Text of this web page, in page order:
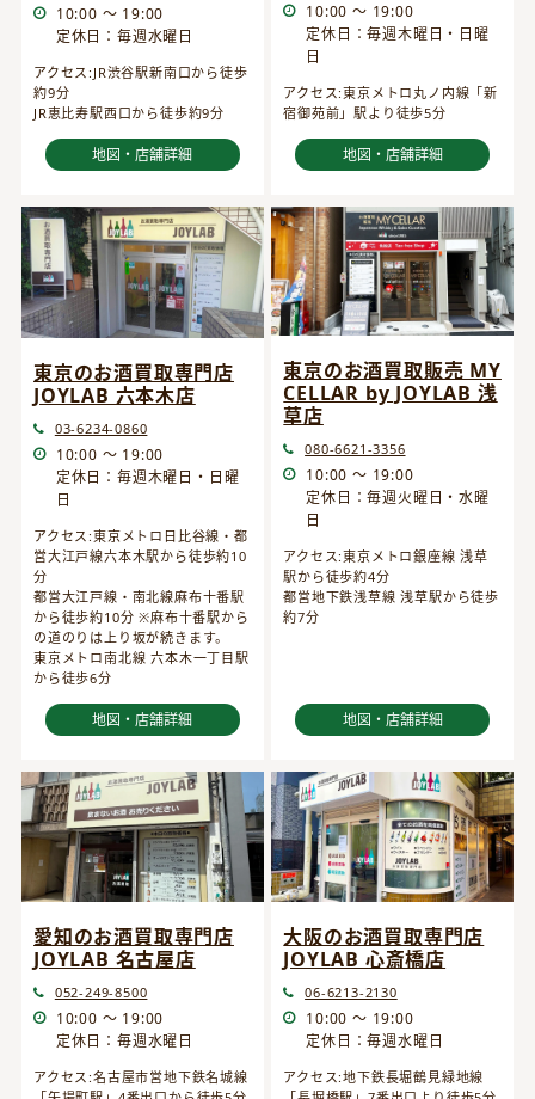
10:00 ～ 19:00
定休日：毎週水曜日
アクセス:JR渋谷駅新南口から徒歩
約9分
JR恵比寿駅西口から徒歩約9分
地図・店舗詳細
10:00 ～ 19:00
定休日：毎週木曜日・日曜
日
アクセス:東京メトロ丸ノ内線「新
宿御苑前」駅より徒歩5分
地図・店舗詳細
東京のお酒買取専門店
JOYLAB 六本木店
03-6234-0860
10:00 ～ 19:00
定休日：毎週木曜日・日曜
日
アクセス:東京メトロ日比谷線・都
営大江戸線六本木駅から徒歩約10
分
都営大江戸線・南北線麻布十番駅
から徒歩約10分 ※麻布十番駅から
の道のりは上り坂が続きます。
東京メトロ南北線 六本木一丁目駅
から徒歩6分
地図・店舗詳細
東京のお酒買取販売 MY
CELLAR by JOYLAB 浅
草店
080-6621-3356
10:00 ～ 19:00
定休日：毎週火曜日・水曜
日
アクセス:東京メトロ銀座線 浅草
駅から徒歩約4分
都営地下鉄浅草線 浅草駅から徒歩
約7分
地図・店舗詳細
愛知のお酒買取専門店
JOYLAB 名古屋店
052-249-8500
10:00 ～ 19:00
定休日：毎週水曜日
アクセス:名古屋市営地下鉄名城線
大阪のお酒買取専門店
JOYLAB 心斎橋店
06-6213-2130
10:00 ～ 19:00
定休日：毎週水曜日
アクセス:地下鉄長堀鶴見緑地線